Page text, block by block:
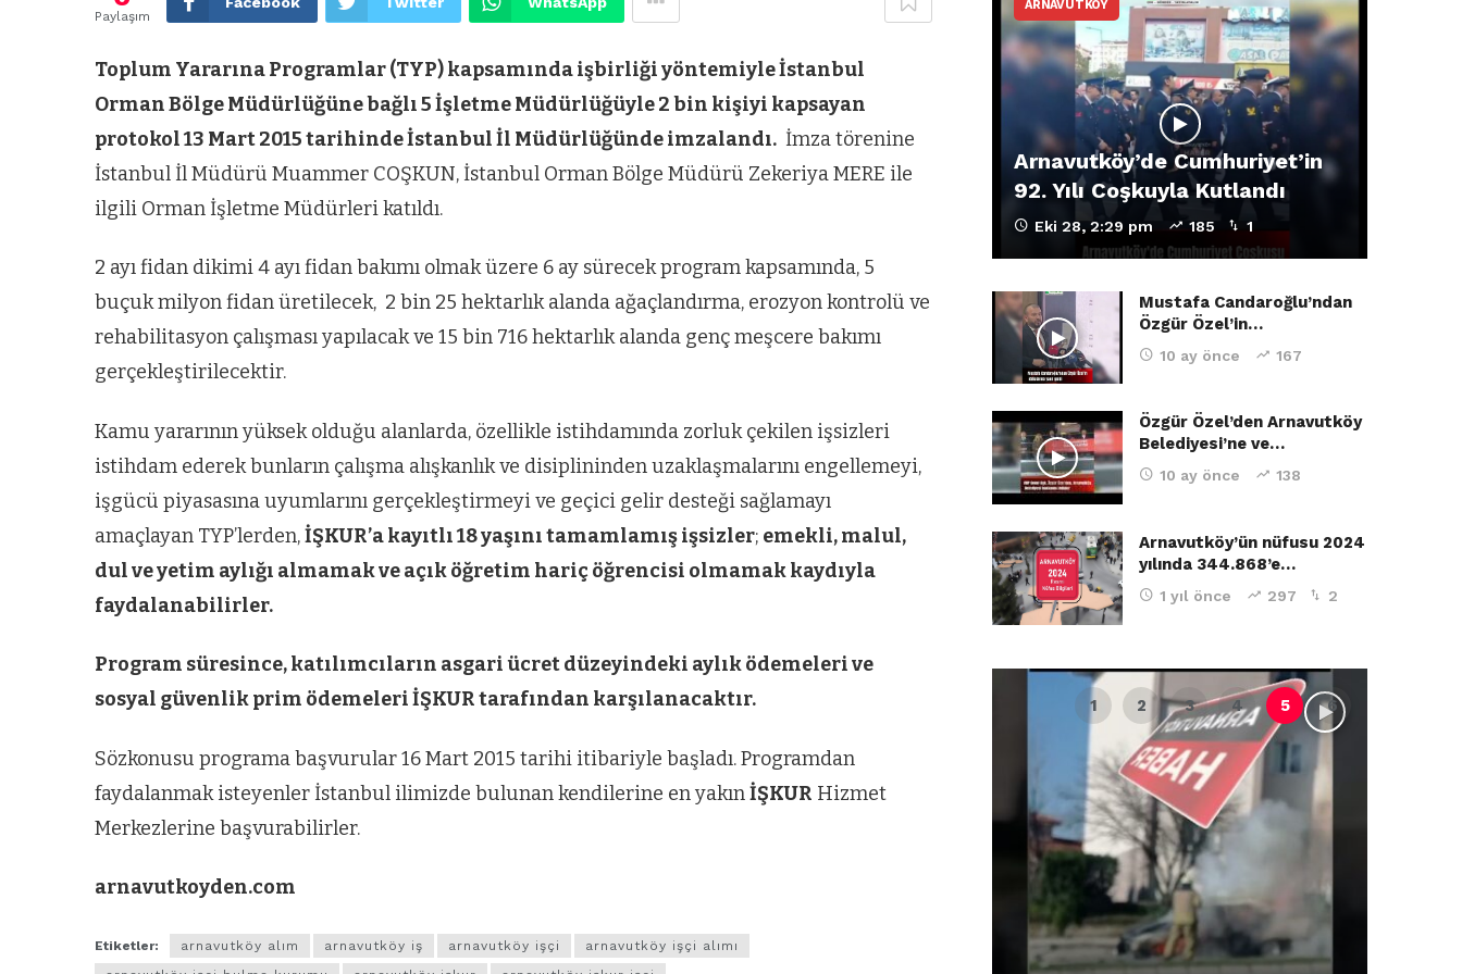
Paylaşım
Toplum Yararına Programlar (TYP) kapsamında işbirliği yöntemiyle İstanbul
Orman Bölge Müdürlüğüne bağlı 5 İşletme Müdürlüğüyle 2 bin kişiyi kapsayan
protokol 13 Mart 2015 tarihinde İstanbul İl Müdürlüğünde imzalandı. İmza törenine
İstanbul İl Müdürü Muammer COŞKUN, İstanbul Orman Bölge Müdürü Zekeriya MERE ile
ilgili Orman İşletme Müdürleri katıldı.
2 ayı fidan dikimi 4 ayı fidan bakımı olmak üzere 6 ay sürecek program kapsamında, 5
buçuk milyon fidan üretilecek, 2 bin 25 hektarlık alanda ağaçlandırma, erozyon kontrolü ve
rehabilitasyon çalışması yapılacak ve 15 bin 716 hektarlık alanda genç meşcere bakımı
gerçekleştirilecektir.
Kamu yararının yüksek olduğu alanlarda, özellikle istihdamında zorluk çekilen işsizleri
istihdam ederek bunların çalışma alışkanlık ve disiplininden uzaklaşmalarını engellemeyi,
işgücü piyasasına uyumlarını gerçekleştirmeyi ve geçici gelir desteği sağlamayı
amaçlayan TYP’lerden,İŞKUR’a kayıtlı 18 yaşını tamamlamış işsizler; emekli, malul,
dul ve yetim aylığı almamak ve açık öğretim hariç öğrencisi olmamak kaydıyla
faydalanabilirler.
Program süresince, katılımcıların asgari ücret düzeyindeki aylık ödemeleri ve
sosyal güvenlik prim ödemeleri İŞKUR tarafından karşılanacaktır.
Sözkonusu programa başvurular 16 Mart 2015 tarihi itibariyle başladı. Programdan
faydalanmak isteyenler İstanbul ilimizde bulunan kendilerine en yakınİŞKUR Hizmet
Merkezlerine başvurabilirler.
arnavutkoyden.com
Etiketler: arnavutköy alım arnavutköy iş arnavutköy işçi
arnavutköy işçi alımı
ARNAVUTKÖY
Arnavutköy’de Cumhuriyet’in
92. Yılı Coşkuyla Kutlandı
Eki 28, 2:29 pm 185 1
Mustafa Candaroğlu’ndan
Özgür Özel’in…
10 ay önce 167
Özgür Özel’den Arnavutköy
Belediyesi’ne ve…
10 ay önce 138
Arnavutköy’ün nüfusu 2024
yılında 344.868’e…
1 yıl önce 297 2